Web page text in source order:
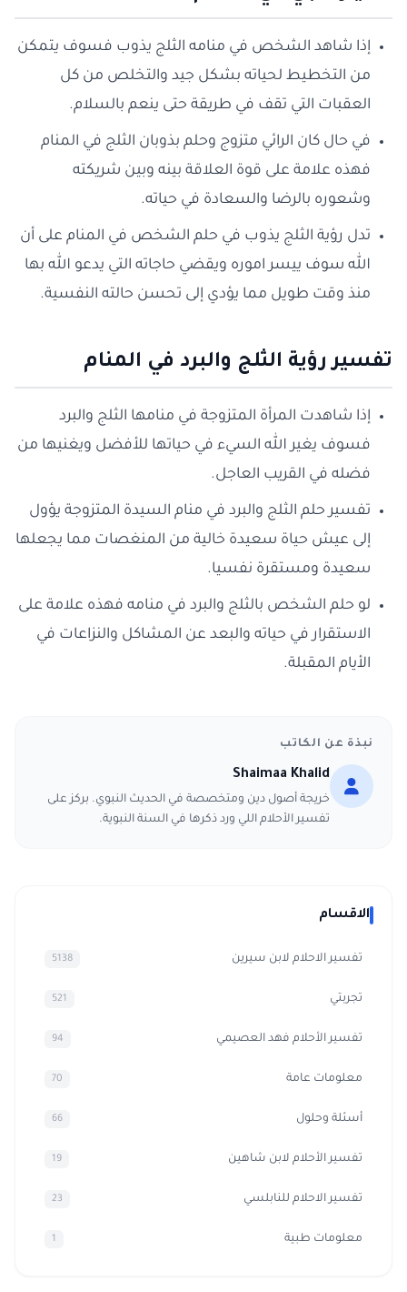
إذا شاهد الشخص في منامه الثلج يذوب فسوف يتمكن
من التخطيط لحياته بشكل جيد والتخلص من كل
العقبات التي تقف في طريقة حتى ينعم بالسلام.
في حال كان الرائي متزوج وحلم بذوبان الثلج في المنام
فهذه علامة على قوة العلاقة بينه وبين شريكته
وشعوره بالرضا والسعادة في حياته.
تدل رؤية الثلج يذوب في حلم الشخص في المنام على أن
الله سوف ييسر اموره ويقضي حاجاته التي يدعو الله بها
منذ وقت طويل مما يؤدي إلى تحسن حالته النفسية.
تفسير رؤية الثلج والبرد في المنام
إذا شاهدت المرأة المتزوجة في منامها الثلج والبرد
فسوف يغير الله السيء في حياتها للأفضل ويغنيها من
فضله في القريب العاجل.
تفسير حلم الثلج والبرد في منام السيدة المتزوجة يؤول
إلى عيش حياة سعيدة خالية من المنغصات مما يجعلها
سعيدة ومستقرة نفسيا.
لو حلم الشخص بالثلج والبرد في منامه فهذه علامة على
الاستقرار في حياته والبعد عن المشاكل والنزاعات في
الأيام المقبلة.
نبذة عن الكاتب
Shaimaa Khalid
خريجة أصول دين ومتخصصة في الحديث النبوي. بركز على
تفسير الأحلام اللي ورد ذكرها في السنة النبوية.
الاقسام
تفسير الاحلام لابن سيرين 5138
تجربتي 521
تفسير الأحلام فهد العصيمي 94
معلومات عامة 70
أسئلة وحلول 66
تفسير الأحلام لابن شاهين 19
تفسير الاحلام للنابلسي 23
معلومات طبية 1